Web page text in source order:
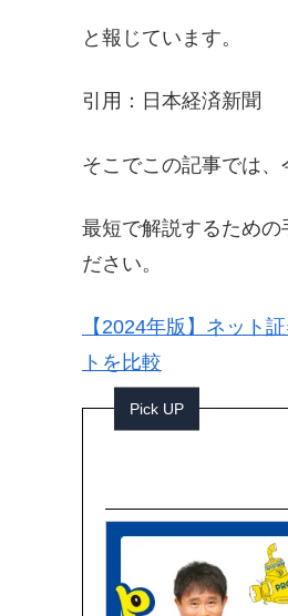
と報じています。
引用：日本経済新聞
そこでこの記事では、
最短で解説するため
ださい。
【2024年版】ネット
トを比較
Pick UP